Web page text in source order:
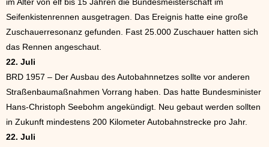
Seifenkistenrennen ausgetragen. Das Ereignis hatte eine große
Zuschauerresonanz gefunden. Fast 25.000 Zuschauer hatten sich
das Rennen angeschaut.
22. Juli
BRD 1957 – Der Ausbau des Autobahnnetzes sollte vor anderen
Straßenbaumaßnahmen Vorrang haben. Das hatte Bundesminister
Hans-Christoph Seebohm angekündigt. Neu gebaut werden sollten
in Zukunft mindestens 200 Kilometer Autobahnstrecke pro Jahr.
22. Juli